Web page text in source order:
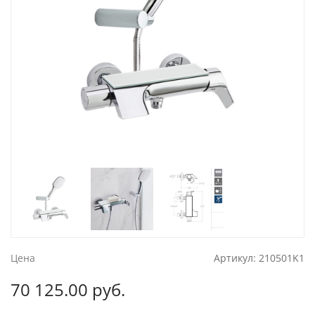
Цена Артикул: 210501K1
70 125.00 руб.